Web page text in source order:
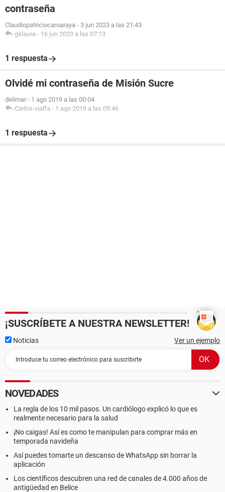
contraseña
Claudiopatriciocaroaraya - 3 jun 2023 a las 21:43
gslaura - 16 jun 2023 a las 07:13
1 respuesta
Olvidé mi contraseña de Misión Sucre
delimar - 1 ago 2019 a las 00:04
Carlos-vialfa - 1 ago 2019 a las 05:46
1 respuesta
¡SUSCRÍBETE A NUESTRA NEWSLETTER!
Noticias Ver un ejemplo
NOVEDADES
La regla de los 10 mil pasos. Un cardiólogo explicó lo que es
realmente necesario para la salud
¡No caigas! Así es como te manipulan para comprar más en
temporada navideña
Así puedes tomarte un descanso de WhatsApp sin borrar la
aplicación
Los científicos descubren una red de canales de 4.000 años de
antigüedad en Belice